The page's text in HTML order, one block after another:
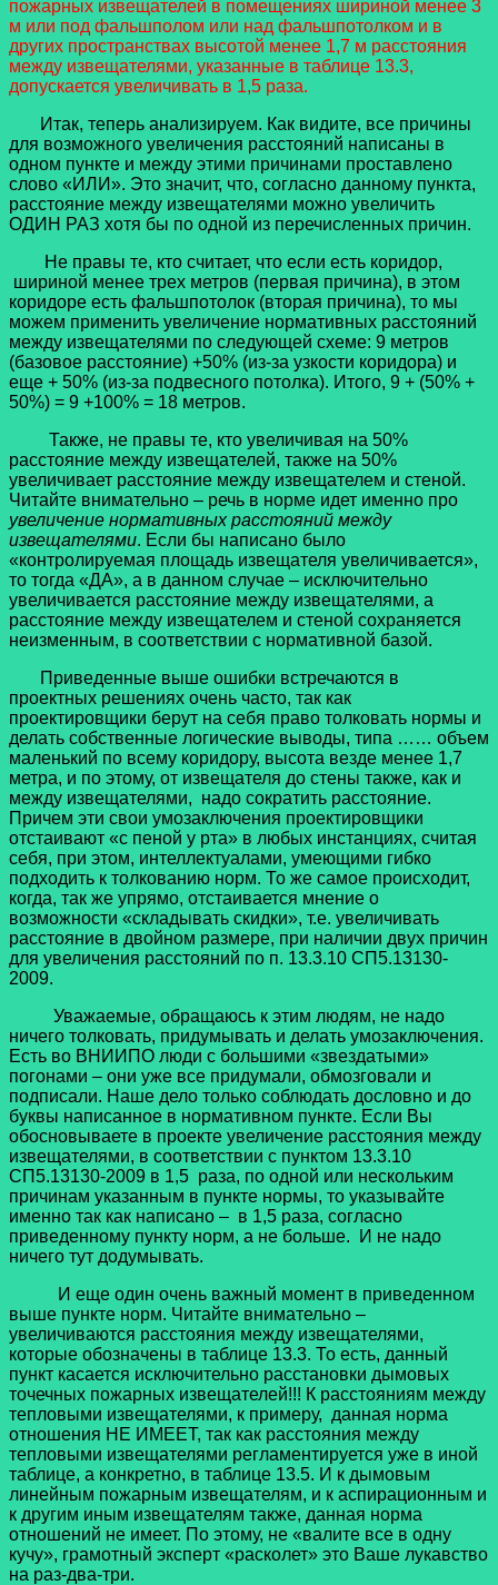
пожарных извещателей в помещениях шириной менее 3
м или под фальшполом или над фальшпотолком и в
других пространствах высотой менее 1,7 м расстояния
между извещателями, указанные в таблице 13.3,
допускается увеличивать в 1,5 раза.
Итак, теперь анализируем. Как видите, все причины
для возможного увеличения расстояний написаны в
одном пункте и между этими причинами проставлено
слово «ИЛИ». Это значит, что, согласно данному пункта,
расстояние между извещателями можно увеличить
ОДИН РАЗ хотя бы по одной из перечисленных причин.
Не правы те, кто считает, что если есть коридор,
шириной менее трех метров (первая причина), в этом
коридоре есть фальшпотолок (вторая причина), то мы
можем применить увеличение нормативных расстояний
между извещателями по следующей схеме: 9 метров
(базовое расстояние) +50% (из-за узкости коридора) и
еще + 50% (из-за подвесного потолка). Итого, 9 + (50% +
50%) = 9 +100% = 18 метров.
Также, не правы те, кто увеличивая на 50%
расстояние между извещателей, также на 50%
увеличивает расстояние между извещателем и стеной.
Читайте внимательно – речь в норме идет именно про
увеличение нормативных расстояний между
извещателями. Если бы написано было
«контролируемая площадь извещателя увеличивается»,
то тогда «ДА», а в данном случае – исключительно
увеличивается расстояние между извещателями, а
расстояние между извещателем и стеной сохраняется
неизменным, в соответствии с нормативной базой.
Приведенные выше ошибки встречаются в
проектных решениях очень часто, так как
проектировщики берут на себя право толковать нормы и
делать собственные логические выводы, типа …… объем
маленький по всему коридору, высота везде менее 1,7
метра, и по этому, от извещателя до стены также, как и
между извещателями, надо сократить расстояние.
Причем эти свои умозаключения проектировщики
отстаивают «с пеной у рта» в любых инстанциях, считая
себя, при этом, интеллектуалами, умеющими гибко
подходить к толкованию норм. То же самое происходит,
когда, так же упрямо, отстаивается мнение о
возможности «складывать скидки», т.е. увеличивать
расстояние в двойном размере, при наличии двух причин
для увеличения расстояний по п. 13.3.10 СП5.13130-
2009.
Уважаемые, обращаюсь к этим людям, не надо
ничего толковать, придумывать и делать умозаключения.
Есть во ВНИИПО люди с большими «звездатыми»
погонами – они уже все придумали, обмозговали и
подписали. Наше дело только соблюдать дословно и до
буквы написанное в нормативном пункте. Если Вы
обосновываете в проекте увеличение расстояния между
извещателями, в соответствии с пунктом 13.3.10
СП5.13130-2009 в 1,5 раза, по одной или нескольким
причинам указанным в пункте нормы, то указывайте
именно так как написано – в 1,5 раза, согласно
приведенному пункту норм, а не больше. И не надо
ничего тут додумывать.
И еще один очень важный момент в приведенном
выше пункте норм. Читайте внимательно –
увеличиваются расстояния между извещателями,
которые обозначены в таблице 13.3. То есть, данный
пункт касается исключительно расстановки дымовых
точечных пожарных извещателей!!! К расстояниям между
тепловыми извещателями, к примеру, данная норма
отношения НЕ ИМЕЕТ, так как расстояния между
тепловыми извещателями регламентируется уже в иной
таблице, а конкретно, в таблице 13.5. И к дымовым
линейным пожарным извещателям, и к аспирационным и
к другим иным извещателям также, данная норма
отношений не имеет. По этому, не «валите все в одну
кучу», грамотный эксперт «расколет» это Ваше лукавство
на раз-два-три.